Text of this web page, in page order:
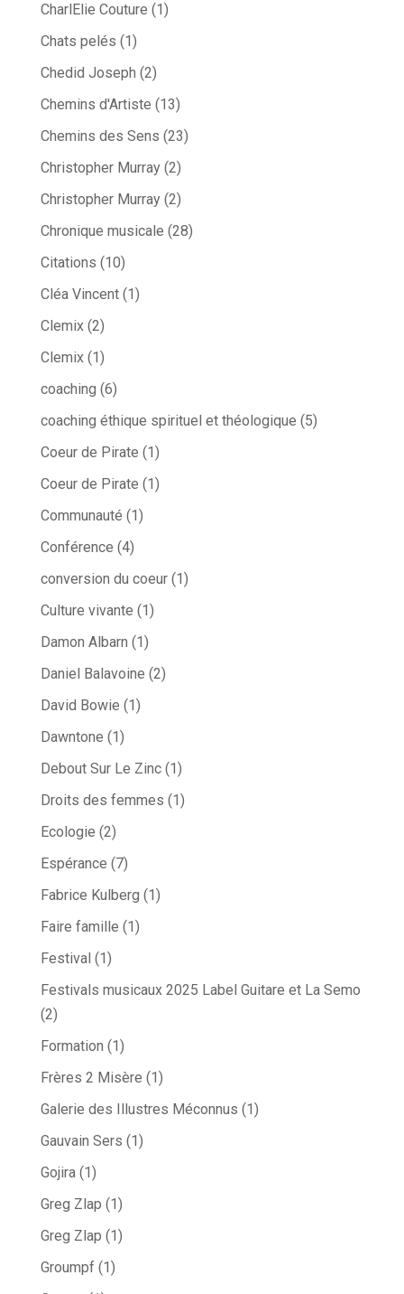
CharlElie Couture (1)
Chats pelés (1)
Chedid Joseph (2)
Chemins d'Artiste (13)
Chemins des Sens (23)
Christopher Murray(2)
Christopher Murray(2)
Chronique musicale (28)
Citations (10)
Cléa Vincent(1)
Clemix(2)
Clemix(1)
coaching (6)
coaching éthique spirituel et théologique (5)
Coeur de Pirate (1)
Coeur de Pirate (1)
Communauté (1)
Conférence (4)
conversion du coeur(1)
Culture vivante (1)
Damon Albarn (1)
Daniel Balavoine (2)
David Bowie (1)
Dawntone (1)
Debout Sur Le Zinc(1)
Droits des femmes (1)
Ecologie (2)
Espérance (7)
Fabrice Kulberg (1)
Faire famille (1)
Festival (1)
Festivals musicaux 2025 Label Guitare et La Semo
(2)
Formation (1)
Frères 2 Misère (1)
Galerie des Illustres Méconnus (1)
Gauvain Sers (1)
Gojira(1)
Greg Zlap (1)
Greg Zlap (1)
Groumpf (1)